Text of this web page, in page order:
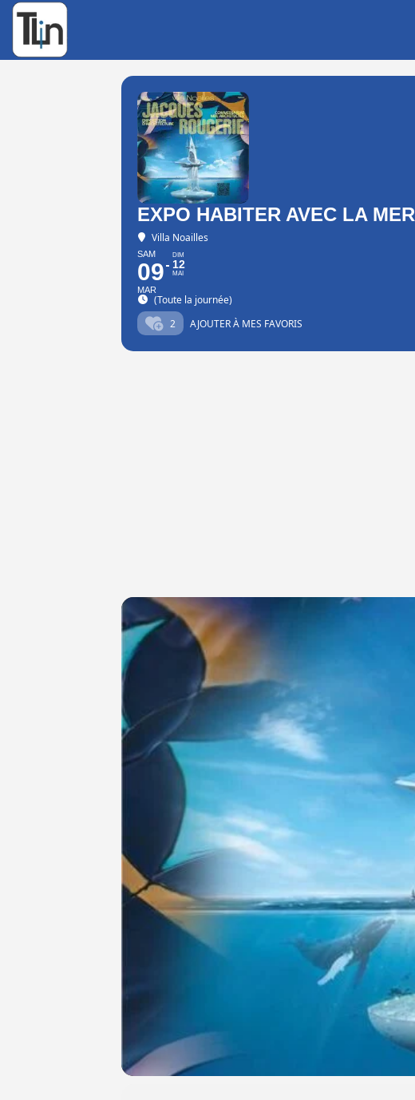
Rechercher
EXPO HABITER AVEC LA MER
Villa Noailles
SAM
09
MAR
DIM
12
MAI
(Toute la journée)
2
AJOUTER À MES FAVORIS